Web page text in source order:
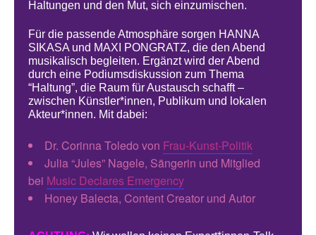
Haltungen und den Mut, sich einzumischen.
Für die passende Atmosphäre sorgen HANNA
SIKASA und MAXI PONGRATZ, die den Abend
musikalisch begleiten. Ergänzt wird der Abend
durch eine Podiumsdiskussion zum Thema
“Haltung”, die Raum für Austausch schafft –
zwischen Künstler*innen, Publikum und lokalen
Akteur*innen. Mit dabei:
Dr. Corinna Toledo von Frau-Kunst-Politik
Julia “Jules” Nagele, Sängerin und Mitglied
bei Music Declares Emergency
Honey Balecta, Content Creator und Autor